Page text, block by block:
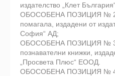
издателство „Клет
ОБОСОБЕНА ПОЗИЦИЯ № 2:
помагала, издадени от
София“ АД;
ОБОСОБЕНА ПОЗИЦИЯ № 3:
познавателни книжки,
„Просвета Плюс“ ЕООД.
ОБОСОБЕНА ПОЗИЦИЯ № 4: